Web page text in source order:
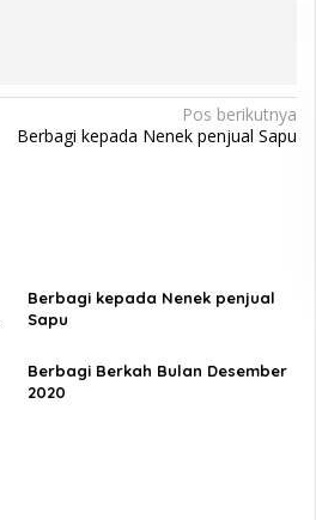
Pos berikutnya
Berbagi kepada Nenek penjual Sapu
Berbagi kepada Nenek penjual
Sapu
Berbagi Berkah Bulan Desember
2020